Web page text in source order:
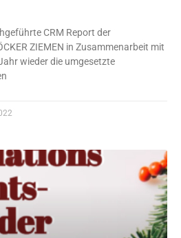
CRM Report der
ZIEMEN in Zusammenarbeit mit
wieder die umgesetzte